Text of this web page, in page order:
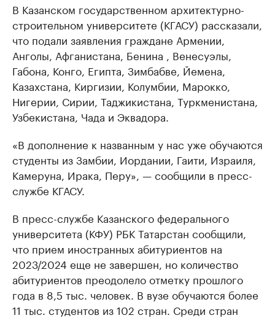
В Казанском государственном архитектурно-
строительном университете (КГАСУ) рассказали,
что подали заявления граждане Армении,
Анголы, Афганистана, Бенина , Венесуэлы,
Габона, Конго, Египта, Зимбабве, Йемена,
Казахстана, Киргизии, Колумбии, Марокко,
Нигерии, Сирии, Таджикистана, Туркменистана,
Узбекистана, Чада и Эквадора.
«В дополнение к названным у нас уже обучаются
студенты из Замбии, Иордании, Гаити, Израиля,
Камеруна, Ирака, Перу», — сообщили в пресс-
службе КГАСУ.
В пресс-службе Казанского федерального
университета (КФУ) РБК Татарстан сообщили,
что прием иностранных абитуриентов на
2023/2024 еще не завершен, но количество
абитуриентов преодолело отметку прошлого
года в 8,5 тыс. человек. В вузе обучаются более
11 тыс. студентов из 102 стран. Среди стран